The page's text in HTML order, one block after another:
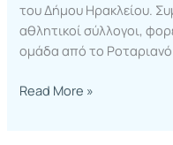
του Δήμου Ηρακλείου.
αθλητικοί σύλλογοι,
ομάδα από το
Read More »